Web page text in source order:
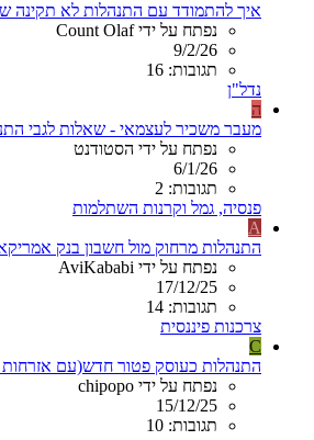
איך להתמודד עם התנהלות לא תקינה
נפתח על ידי Count Olaf
9/2/26
תגובות: 16
נדל"ן
ה
מעבר משכיר לעצמאי - שאלות לגבי
נפתח על ידי הסטודנט
6/1/26
תגובות: 2
פנסיה, גמל וקרנות השתלמות
A
התנהלות מרחוק מול חשבון בנק
נפתח על ידי AviKababi
17/12/25
תגובות: 14
צרכנות פיננסית
C
התנהלות כעוסק פטור חדש(עם
נפתח על ידי chipopo
15/12/25
תגובות: 10